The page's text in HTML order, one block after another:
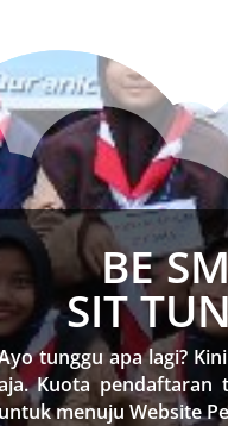
BE
SIT
tunggu apa lagi?
Kuota pendaftaran
menuju Website